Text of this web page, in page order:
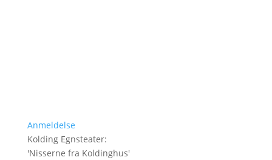
Anmeldelse
Kolding Egnsteater:
'Nisserne fra Koldinghus'